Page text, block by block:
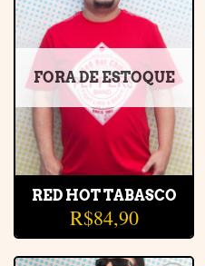
Adicionar
à lista de
FORA DE ESTOQUE
RED HOT TABASCO
R$84,90